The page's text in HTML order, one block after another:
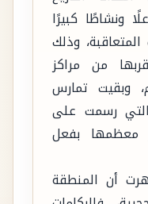
ونشاطًا كبيرًا
وذلك
من مراكز
وبقيت تمارس
رسمت على
معظمها بفعل
أن المنطقة